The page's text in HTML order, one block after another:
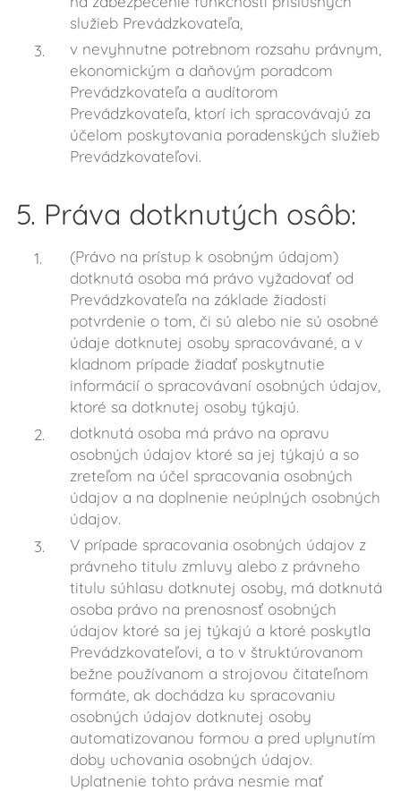
služieb Prevádzkovateľa,
v nevyhnutne potrebnom rozsahu právnym,
ekonomickým a daňovým poradcom
Prevádzkovateľa a audítorom
Prevádzkovateľa, ktorí ich spracovávajú za
účelom poskytovania poradenských služieb
Prevádzkovateľovi.
5. Práva dotknutých osôb:
(Právo na prístup k osobným údajom)
dotknutá osoba má právo vyžadovať od
Prevádzkovateľa na základe žiadosti
potvrdenie o tom, či sú alebo nie sú osobné
údaje dotknutej osoby spracovávané, a v
kladnom prípade žiadať poskytnutie
informácií o spracovávaní osobných údajov,
ktoré sa dotknutej osoby týkajú.
dotknutá osoba má právo na opravu
osobných údajov ktoré sa jej týkajú a so
zreteľom na účel spracovania osobných
údajov a na doplnenie neúplných osobných
údajov.
V prípade spracovania osobných údajov z
právneho titulu zmluvy alebo z právneho
titulu súhlasu dotknutej osoby, má dotknutá
osoba právo na prenosnosť osobných
údajov ktoré sa jej týkajú a ktoré poskytla
Prevádzkovateľovi, a to v štruktúrovanom
bežne používanom a strojovou čitateľnom
formáte, ak dochádza ku spracovaniu
osobných údajov dotknutej osoby
automatizovanou formou a pred uplynutím
doby uchovania osobných údajov.
Uplatnenie tohto práva nesmie mať